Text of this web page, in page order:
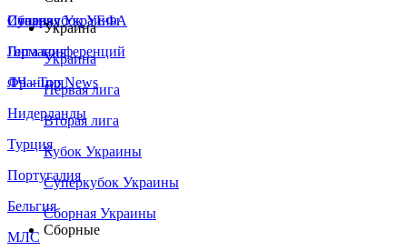
Сборная Украины
Италия
Германия
Франция
Нидерланды
Турция
Португалия
Бельгия
МЛС
Суперкубок УЕФА
Лига конференций
ЛЧ - Top News
Украина
Украина
Первая лига
Вторая лига
Кубок Украины
Суперкубок Украины
Сборная Украины
Сборные